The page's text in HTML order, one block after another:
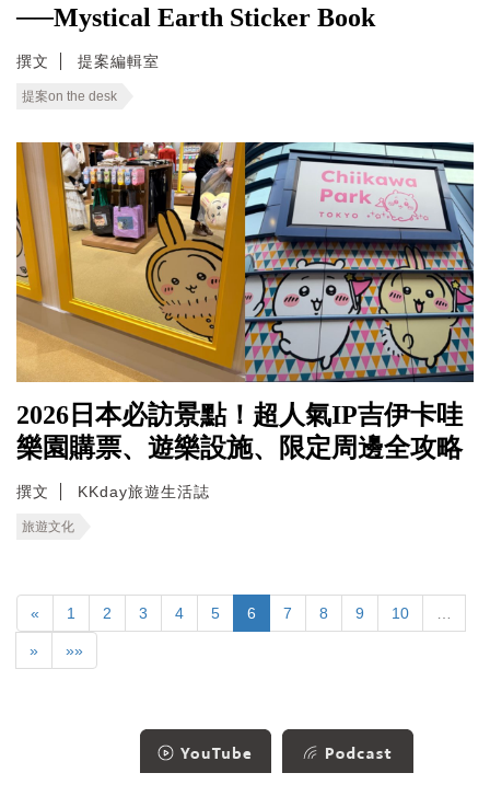
──Mystical Earth Sticker Book
撰文 提案編輯室
提案on the desk
2026日本必訪景點！超人氣IP吉伊卡哇
樂園購票、遊樂設施、限定周邊全攻略
撰文 KKday旅遊生活誌
旅遊文化
« 1 2 3 4 5 6 7 8 9 10
» »»